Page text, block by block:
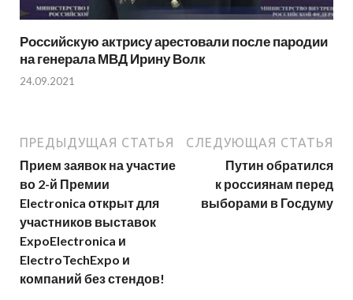
Российскую актрису арестовали после пародии
на генерала МВД Ирину Волк
24.09.2021
ПРЕДЫДУЩАЯ СТАТЬЯ
Прием заявок на участие
во 2-й Премии
Electronica открыт для
участников выставок
ExpoElectronica и
ElectroTechExpo и
компаний без стендов!
СЛЕДУЮЩАЯ СТАТЬЯ
Путин обратился
к россиянам перед
выборами в Госдуму